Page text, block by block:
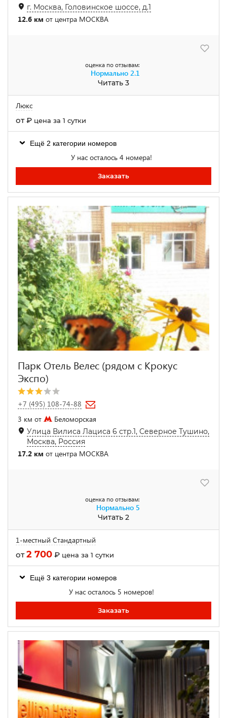
г. Москва, Головинское шоссе, д.1
12.6 км от центра МОСКВА
оценка по отзывам:
Нормально 2.1
Читать 3
Люкс
от₽ цена за 1 сутки
Ещё 2 категории номеров
У нас осталось 4 номера!
Заказать
Парк Отель Велес (рядом с Крокус
Экспо)
+7 (495) 108-74-88
3 км от
Беломорская
Улица Вилиса Лациса 6 стр.1, Северное Тушино,
Москва, Россия
17.2 км от центра МОСКВА
оценка по отзывам:
Нормально 5
Читать 2
1-местный Стандартный
от2 700 ₽ цена за 1 сутки
Ещё 3 категории номеров
У нас осталось 5 номеров!
Заказать